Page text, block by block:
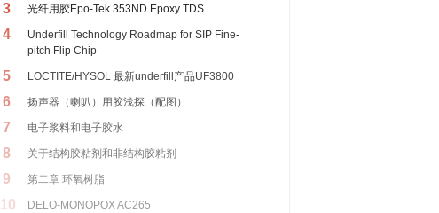
3 光纤用胶Epo-Tek 353ND Epoxy TDS
4
Underfill Technology Roadmap for SIP Fine-
pitch Flip Chip
5 LOCTITE/HYSOL 最新underfill产品UF3800
6 扬声器（喇叭）用胶浅探（配图）
7 电子浆料和电子胶水
8 关于结构胶粘剂和非结构胶粘剂
9 第二章 环氧树脂
10 DELO-MONOPOX AC265